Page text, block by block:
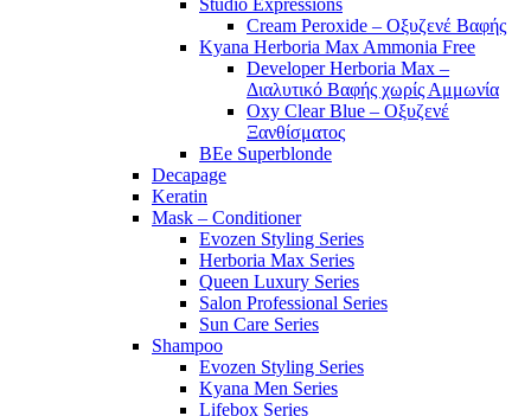
Cream Peroxide – Οξυζενέ Βαφής
Kyana Herboria Max Ammonia Free
Developer Herboria Max –
Διαλυτικό Βαφής χωρίς Αμμωνία
Oxy Clear Blue – Οξυζενέ
Ξανθίσματος
BEe Superblonde
Decapage
Keratin
Mask – Conditioner
Evozen Styling Series
Herboria Max Series
Queen Luxury Series
Salon Professional Series
Sun Care Series
Shampoo
Evozen Styling Series
Kyana Men Series
Lifebox Series